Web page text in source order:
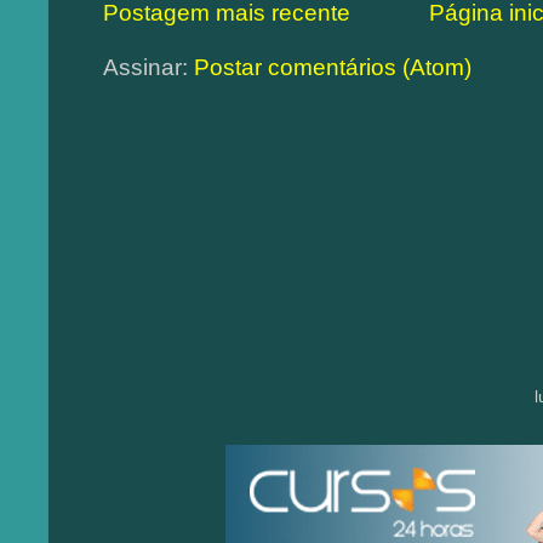
Postagem mais recente Página
Assinar: Postar comentários (Atom)